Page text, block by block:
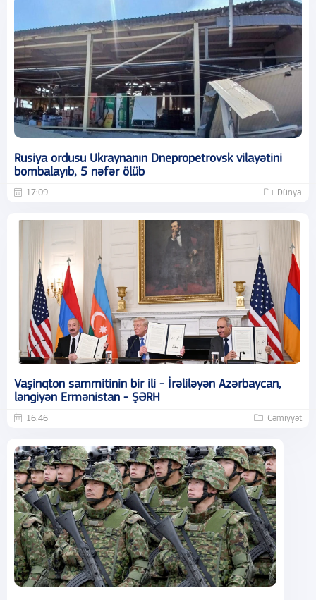
Rusiya ordusu Ukraynanın Dnepropetrovsk vilayətini
bombalayıb, 5 nəfər ölüb
17:09 Dünya
Vaşinqton sammitinin bir ili - İrəliləyən Azərbaycan,
ləngiyən Ermənistan - ŞƏRH
16:46 Cəmiyyət